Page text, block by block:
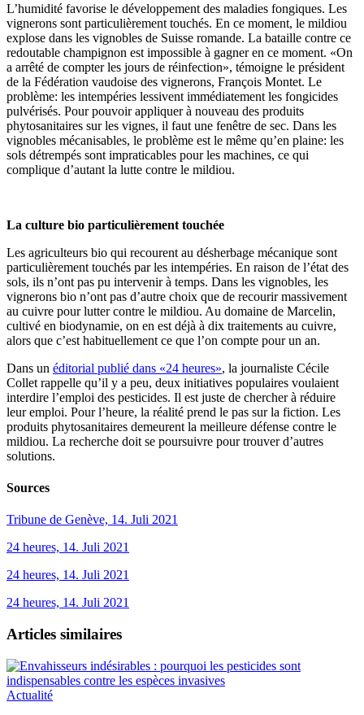
L’humidité favorise le développement des maladies fongiques. Les
vignerons sont particulièrement touchés. En ce moment, le mildiou
explose dans les vignobles de Suisse romande. La bataille contre ce
redoutable champignon est impossible à gagner en ce moment. «On
a arrêté de compter les jours de réinfection», témoigne le président
de la Fédération vaudoise des vignerons, François Montet. Le
problème: les intempéries lessivent immédiatement les fongicides
pulvérisés. Pour pouvoir appliquer à nouveau des produits
phytosanitaires sur les vignes, il faut une fenêtre de sec. Dans les
vignobles mécanisables, le problème est le même qu’en plaine: les
sols détrempés sont impraticables pour les machines, ce qui
complique d’autant la lutte contre le mildiou.
La culture bio particulièrement touchée
Les agriculteurs bio qui recourent au désherbage mécanique sont
particulièrement touchés par les intempéries. En raison de l’état des
sols, ils n’ont pas pu intervenir à temps. Dans les vignobles, les
vignerons bio n’ont pas d’autre choix que de recourir massivement
au cuivre pour lutter contre le mildiou. Au domaine de Marcelin,
cultivé en biodynamie, on en est déjà à dix traitements au cuivre,
alors que c’est habituellement ce que l’on compte pour un an.
Dans un éditorial publié dans «24 heures», la journaliste Cécile
Collet rappelle qu’il y a peu, deux initiatives populaires voulaient
interdire l’emploi des pesticides. Il est juste de chercher à réduire
leur emploi. Pour l’heure, la réalité prend le pas sur la fiction. Les
produits phytosanitaires demeurent la meilleure défense contre le
mildiou. La recherche doit se poursuivre pour trouver d’autres
solutions.
Sources
Tribune de Genève, 14. Juli 2021
24 heures, 14. Juli 2021
24 heures, 14. Juli 2021
24 heures, 14. Juli 2021
Articles similaires
Actualité